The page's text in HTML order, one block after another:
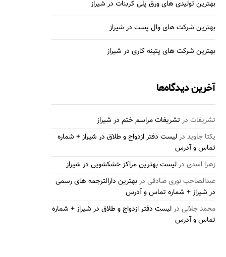
بهترین تولیدی های ورق پلی کربنات در شیراز
بهترین شرکت های وال پست در شیراز
بهترین شرکت های پتینه کاری در شیراز
آخرین دیدگاه‌ها
تشریفات در تشریفات مراسم ختم در شیراز
یکتا جاوید درلیست دفتر ازدواج و طلاق در شیراز + شماره
تماس و آدرس
زهرا اسدی درلیست بهترین مراکز خشکشویی در شیراز
عبدالصاحب نوری صادقی دربهترین دارالترجمه های رسمی
در شیراز + شماره تماس و آدرس
محمد جلالی درلیست دفتر ازدواج و طلاق در شیراز + شماره
تماس و آدرس